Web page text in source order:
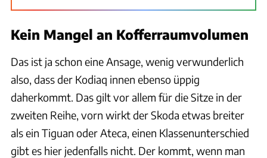
Kein Mangel an Kofferraumvolumen
Das ist ja schon eine Ansage, wenig verwunderlich
also, dass der Kodiaq innen ebenso üppig
daherkommt. Das gilt vor allem für die Sitze in der
zweiten Reihe, vorn wirkt der Skoda etwas breiter
als ein Tiguan oder Ateca, einen Klassenunterschied
gibt es hier jedenfalls nicht. Der kommt, wenn man